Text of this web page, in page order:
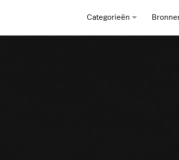
Categorieën